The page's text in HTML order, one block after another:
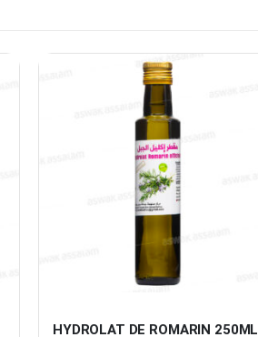
HYDROLAT DE ROMARIN 250ML